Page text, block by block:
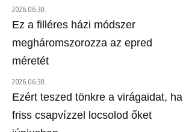
2026.06.30.
Ez a filléres házi módszer
megháromszorozza az epred
méretét
2026.06.30.
Ezért teszed tönkre a virágaidat, ha
friss csapvízzel locsolod őket